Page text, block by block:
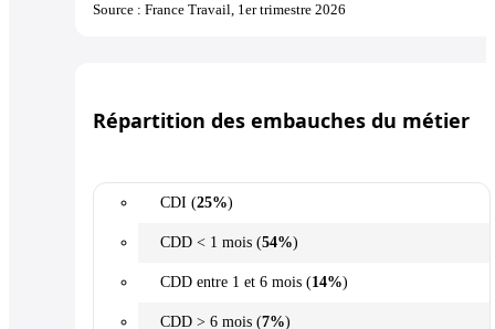
Source : France Travail, 1er trimestre 2026
Répartition des embauches du métier
CDI (25%)
CDD < 1 mois (54%)
CDD entre 1 et 6 mois (14%)
CDD > 6 mois (7%)